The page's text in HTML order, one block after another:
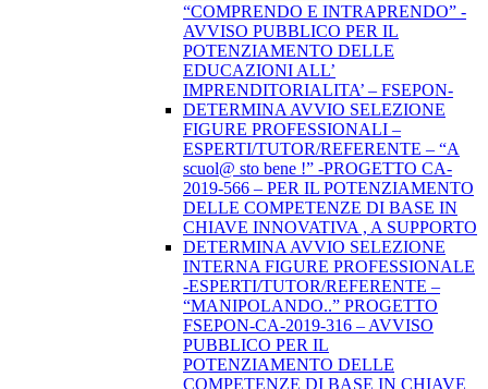
“COMPRENDO E INTRAPRENDO” -
AVVISO PUBBLICO PER IL
POTENZIAMENTO DELLE
EDUCAZIONI ALL’
IMPRENDITORIALITA’ – FSEPON-
DETERMINA AVVIO SELEZIONE
FIGURE PROFESSIONALI –
ESPERTI/TUTOR/REFERENTE – “A
scuol@ sto bene !” -PROGETTO CA-
2019-566 – PER IL POTENZIAMENTO
DELLE COMPETENZE DI BASE IN
CHIAVE INNOVATIVA , A SUPPORTO
DETERMINA AVVIO SELEZIONE
INTERNA FIGURE PROFESSIONALE
-ESPERTI/TUTOR/REFERENTE –
“MANIPOLANDO..” PROGETTO
FSEPON-CA-2019-316 – AVVISO
PUBBLICO PER IL
POTENZIAMENTO DELLE
COMPETENZE DI BASE IN CHIAVE